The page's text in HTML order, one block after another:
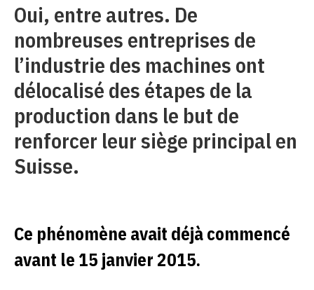
Oui, entre autres. De
nombreuses entreprises de
l’industrie des machines ont
délocalisé des étapes de la
production dans le but de
renforcer leur siège principal en
Suisse.
Ce phénomène avait déjà commencé
avant le 15 janvier 2015.